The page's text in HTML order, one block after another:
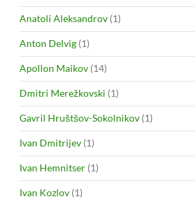
Anatoli Aleksandrov (1)
Anton Delvig (1)
Apollon Maikov (14)
Dmitri Merežkovski (1)
Gavril Hruštšov-Sokolnikov (1)
Ivan Dmitrijev (1)
Ivan Hemnitser (1)
Ivan Kozlov (1)